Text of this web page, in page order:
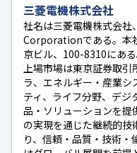
三菱電機株式会社
社名は三菱電機株式会
Corporationである。本
京ビル、100-8310にあ
上場市場は東京証券取
ラ、エネルギー・産業シ
ティ、ライフ分野、デジ
品・ソリューションを提
の実現を通じた継続的技
り、信頼・品質・技術